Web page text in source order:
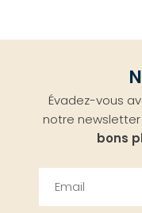
Évadez-vous
notre
bons